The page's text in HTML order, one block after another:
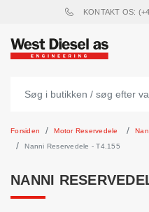
KONTAKT OS:
Forsiden Motor Reservedele
Nanni Reservedele - T4.155
NANNI